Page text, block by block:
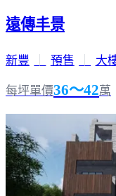
遠傳丰景
新豐 預售 大
每坪單價36～42萬